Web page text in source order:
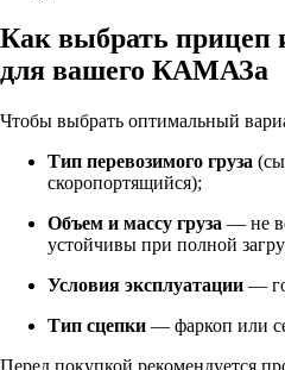
Как выбрать прицеп
для вашего КАМАЗа
Чтобы выбрать оптимальный
Тип перевозимого груза
скоропортящийся);
Объем и массу груза — не
устойчивы при полной
Условия эксплуатации —
Тип сцепки — фаркоп или
Перед покупкой рекомендуется